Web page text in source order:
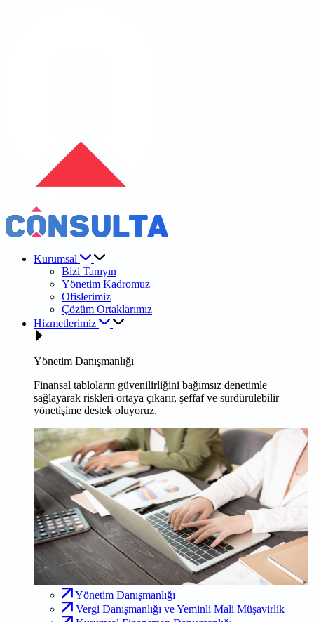
Kurumsal
Bizi Tanıyın
Yönetim Kadromuz
Ofislerimiz
Çözüm Ortaklarımız
Hizmetlerimiz
Yönetim Danışmanlığı
Finansal tabloların güvenilirliğini bağımsız denetimle
sağlayarak riskleri ortaya çıkarır, şeffaf ve sürdürülebilir
yönetişime destek oluyoruz.
Yönetim Danışmanlığı
Vergi Danışmanlığı ve Yeminli Mali Müşavirlik